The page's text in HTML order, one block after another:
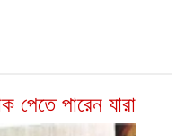
পেতে পারেন যারা